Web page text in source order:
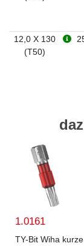
12,0 X 130
(T50)
1.0161
TY-Bit Wiha